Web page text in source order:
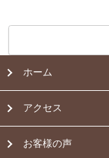
ホーム
アクセス
お客様の声